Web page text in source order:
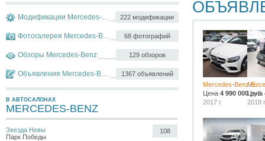
222 модификации
Модификации Mercedes-Benz E-klasse
68 фотографий
Фотогалерея Mercedes-Benz E-klasse
129 обзоров
Обзоры Mercedes-Benz
1367 объявлений
Объявления Mercedes-Benz E-klasse
В АВТОСАЛОНАХ
MERCEDES-BENZ
Звезда Невы
Парк Победы
108
Mercedes-Benz E...
Цена 4 990 000 руб.
2017 г.
Цена
2018